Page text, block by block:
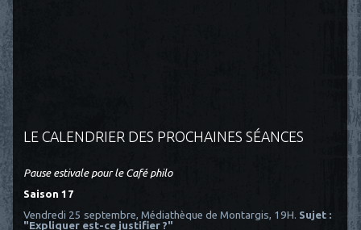
LE CALENDRIER DES PROCHAINES SÉANCES
Pause estivale pour le Café philo
Saison 17
Vendredi 25 septembre, Médiathèque de Montargis, 19H. Sujet :
"Expliquer est-ce justifier ?"